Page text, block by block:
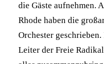
die Gäste aufnehmen.
Rhode haben die
Orchester
Leiter der Freie